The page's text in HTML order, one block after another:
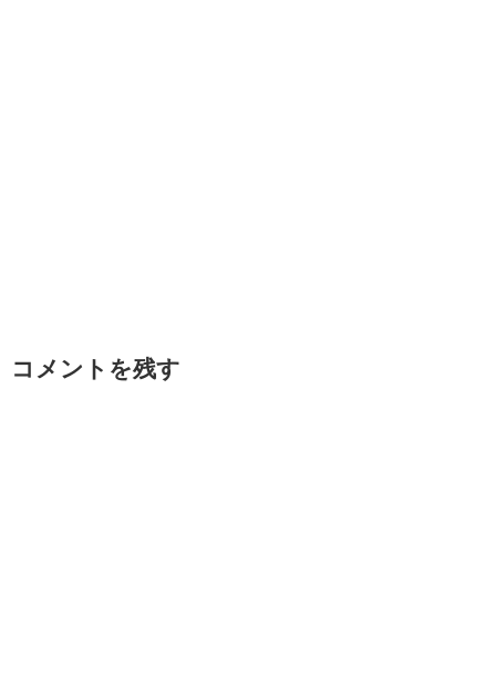
コメントを残す